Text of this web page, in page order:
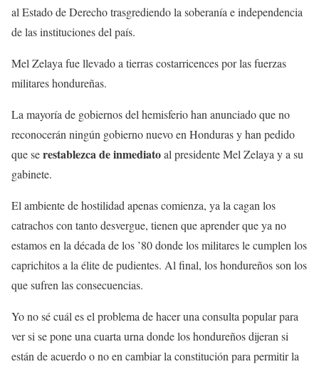
al Estado de Derecho trasgrediendo la soberanía e independencia
de las instituciones del país.
Mel Zelaya fue llevado a tierras costarricences por las fuerzas
militares hondureñas.
La mayoría de gobiernos del hemisferio han anunciado que no
reconocerán ningún gobierno nuevo en Honduras y han pedido
que serestablezca de inmediatoal presidente Mel Zelaya y a su
gabinete.
El ambiente de hostilidad apenas comienza, ya la cagan los
catrachos con tanto desvergue, tienen que aprender que ya no
estamos en la década de los ’80 donde los militares le cumplen los
caprichitos a la élite de pudientes. Al final, los hondureños son los
que sufren las consecuencias.
Yo no sé cuál es el problema de hacer una consulta popular para
ver si se pone una cuarta urna donde los hondureños dijeran si
están de acuerdo o no en cambiar la constitución para permitir la